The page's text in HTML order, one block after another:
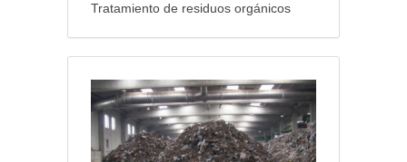
Tratamiento de residuos orgánicos